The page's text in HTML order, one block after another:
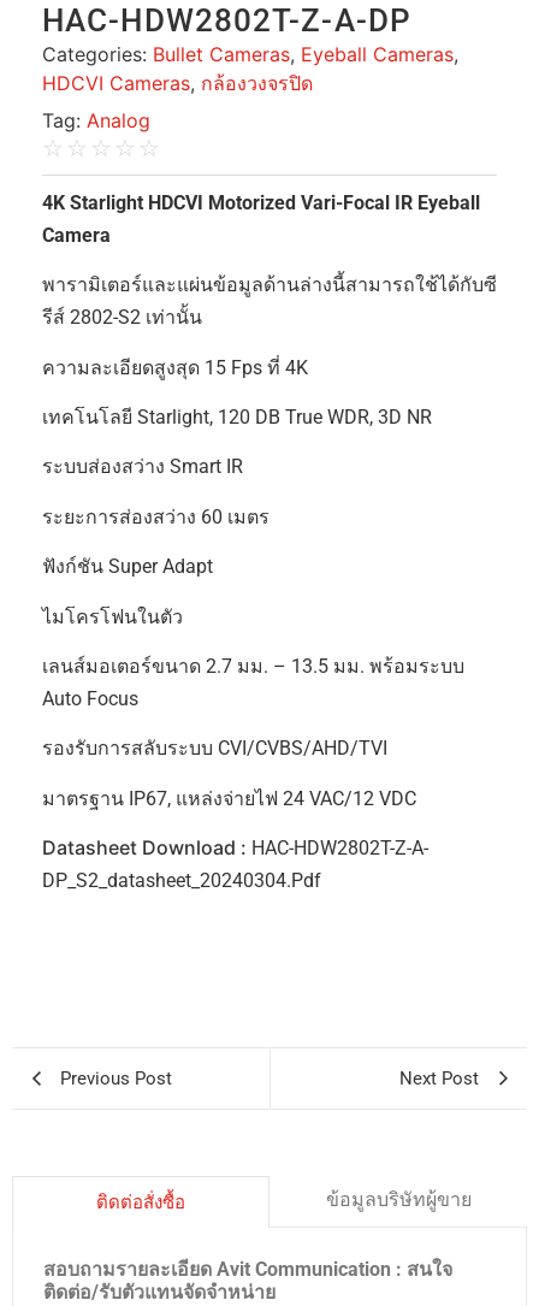
HAC-HDW2802T-Z-A-DP
Categories: Bullet Cameras, Eyeball Cameras,
HDCVI Cameras, กล้องวงจรปิด
Tag: Analog
☆ ☆ ☆ ☆ ☆
4K Starlight HDCVI Motorized Vari-Focal IR Eyeball
Camera
พารามิเตอร์และแผ่นข้อมูลด้านล่างนี้สามารถใช้ได้กับซี
รีส์ 2802-S2 เท่านั้น
ความละเอียดสูงสุด 15 Fps ที่ 4K
เทคโนโลยี Starlight, 120 DB True WDR, 3D NR
ระบบส่องสว่าง Smart IR
ระยะการส่องสว่าง 60 เมตร
ฟังก์ชัน Super Adapt
ไมโครโฟนในตัว
เลนส์มอเตอร์ขนาด 2.7 มม. – 13.5 มม. พร้อมระบบ
Auto Focus
รองรับการสลับระบบ CVI/CVBS/AHD/TVI
มาตรฐาน IP67, แหล่งจ่ายไฟ 24 VAC/12 VDC
Datasheet Download : HAC-HDW2802T-Z-A-
DP_S2_datasheet_20240304.pdf
Previous Post Next Post
ติดต่อสั่งซื้อ ข้อมูลบริษัทผู้ขาย
สอบถามรายละเอียด Avit Communication : สนใจ
ติดต่อ/รับตัวแทนจัดจำหน่าย